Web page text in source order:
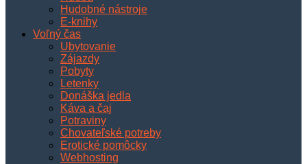
Hudobné nástroje
E-knihy
Voľný čas
Ubytovanie
Zájazdy
Pobyty
Letenky
Donáška jedla
Káva a čaj
Potraviny
Chovateľské potreby
Erotické pomôcky
Webhosting